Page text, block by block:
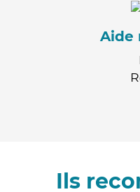
Aide
Ils